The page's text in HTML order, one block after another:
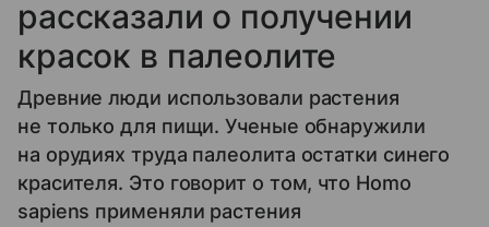
рассказали о получении
красок в палеолите
Древние люди использовали растения
не только для пищи. Ученые обнаружили
на орудиях труда палеолита остатки синего
красителя. Это говорит о том, что Homo
sapiens применяли растения